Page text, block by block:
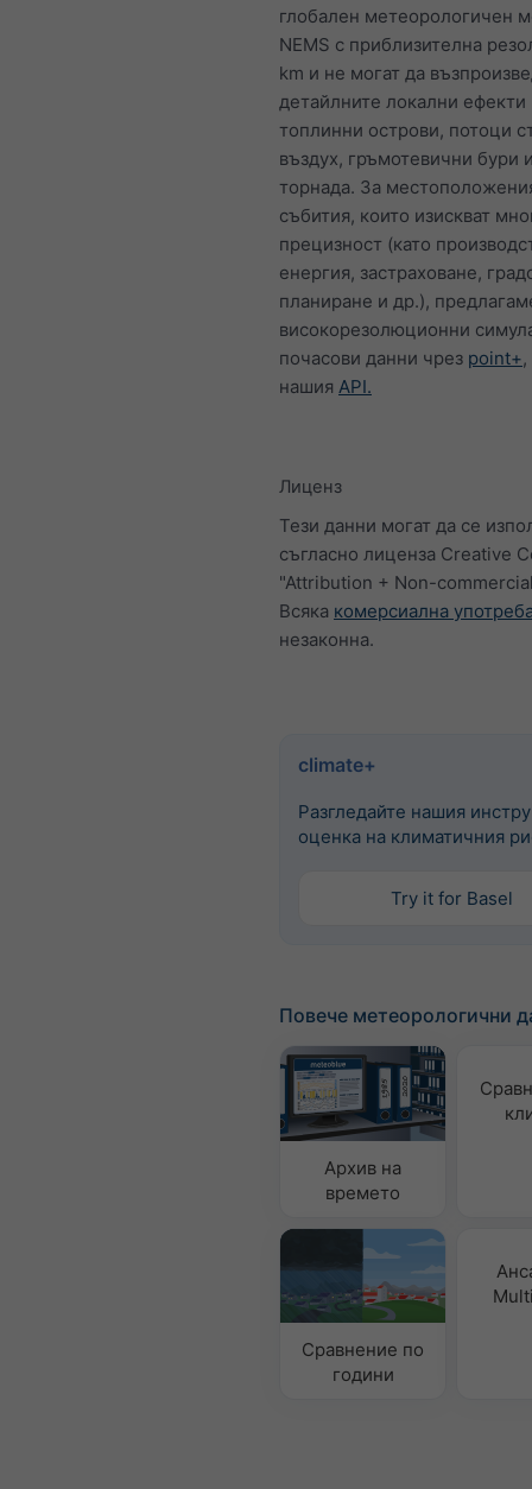
глобален метеорологичен
NEMS с приблизителна
km и не могат да
детайлните локални ефекти
топлинни острови, потоци
въздух, гръмотевични бури
торнада. За
събития, които изискват
прецизност (като
енергия, застраховане,
планиране и др.),
високорезолюционни
почасови данни чрез point+,
нашия API.
Лиценз
Тези данни могат да се
съгласно лиценза Creative
"Attribution + Non-
Всяка комерсиална
незаконна.
climate+
Разгледайте нашия
оценка на климатичния
Try it for Basel
Повече метеорологични
Архив на
времето
Сравнение по
години